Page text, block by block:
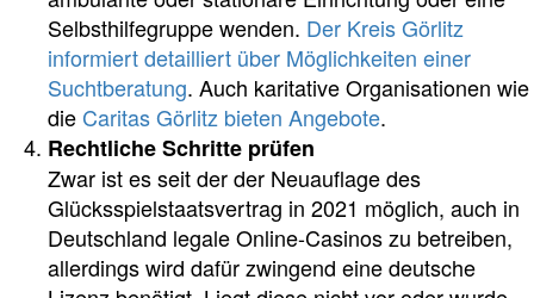
Selbsthilfegruppe wenden. Der Kreis Görlitz
informiert detailliert über Möglichkeiten einer
Suchtberatung. Auch karitative Organisationen wie
die Caritas Görlitz bieten Angebote.
Rechtliche Schritte prüfen
Zwar ist es seit der der Neuauflage des
Glücksspielstaatsvertrag in 2021 möglich, auch in
Deutschland legale Online-Casinos zu betreiben,
allerdings wird dafür zwingend eine deutsche